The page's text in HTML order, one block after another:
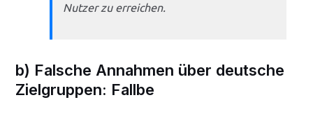
Nutzer zu erreichen.
b) Falsche Annahmen über deutsche
Zielgruppen: Fallbe